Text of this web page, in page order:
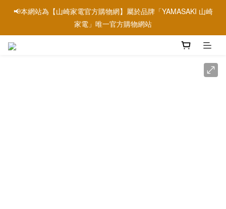
📢本網站為【山崎家電官方購物網】屬於品牌「YAMASAKI 山崎
家電」唯一官方購物網站
📢本網站為【山崎家電官方購物網】屬於品牌「YAMASAKI 山崎
家電」唯一官方購物網站